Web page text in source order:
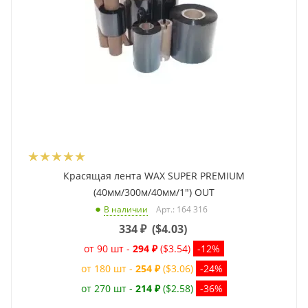
Красящая лента WAX SUPER PREMIUM
(40мм/300м/40мм/1") OUT
В наличии Арт.: 164 316
334₽ ($4.03)
от 90 шт - 294 ₽ ($3.54) -12%
от 180 шт - 254 ₽ ($3.06) -24%
от 270 шт - 214 ₽ ($2.58) -36%